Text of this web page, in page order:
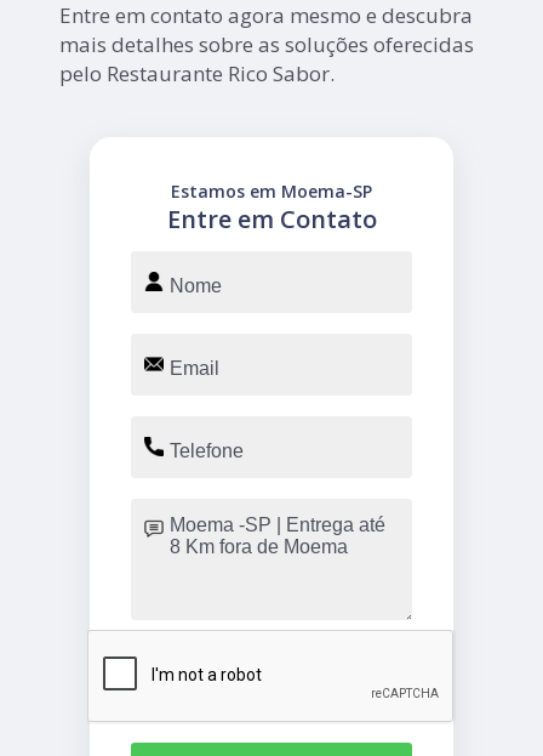
Entre em contato agora mesmo e descubra
mais detalhes sobre as soluções oferecidas
pelo Restaurante Rico Sabor.
Entre em Contato
Estamos em Moema-SP